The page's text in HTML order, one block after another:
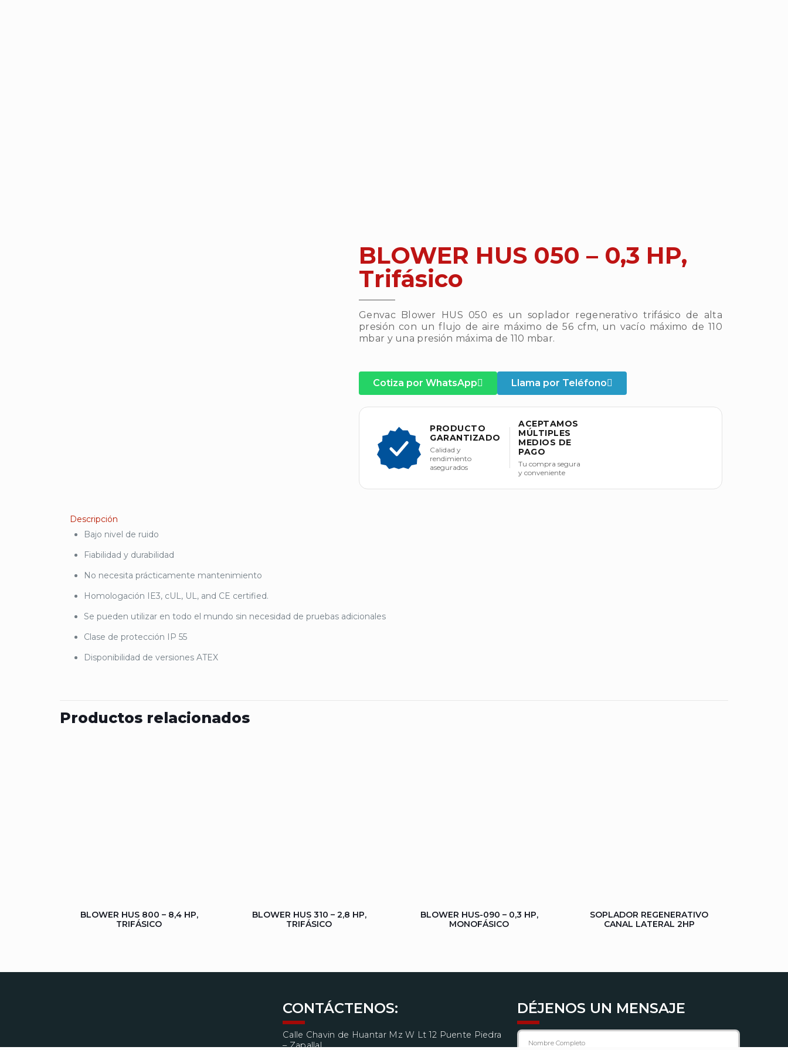
BLOWER HUS 050 – 0,3 HP,
Trifásico
Genvac Blower HUS 050 es un soplador regenerativo trifásico de alta
presión con un flujo de aire máximo de 56 cfm, un vacío máximo de 110
mbar y una presión máxima de 110 mbar.
Cotiza por WhatsApp Llama por Teléfono
PRODUCTO
GARANTIZADO
Calidad y
rendimiento
asegurados
ACEPTAMOS
MÚLTIPLES
MEDIOS DE
PAGO
Tu compra segura
y conveniente
Descripción
Bajo nivel de ruido
Fiabilidad y durabilidad
No necesita prácticamente mantenimiento
Homologación IE3, cUL, UL, and CE certified.
Se pueden utilizar en todo el mundo sin necesidad de pruebas adicionales
Clase de protección IP 55
Disponibilidad de versiones ATEX
Productos relacionados
BLOWER HUS 800 – 8,4 HP,
TRIFÁSICO
BLOWER HUS 310 – 2,8 HP,
TRIFÁSICO
BLOWER HUS-090 – 0,3 HP,
MONOFÁSICO
SOPLADOR REGENERATIVO
CANAL LATERAL 2HP
CONTÁCTENOS:
Calle Chavin de Huantar Mz W Lt 12 Puente Piedra
– Zapallal.
DÉJENOS UN MENSAJE